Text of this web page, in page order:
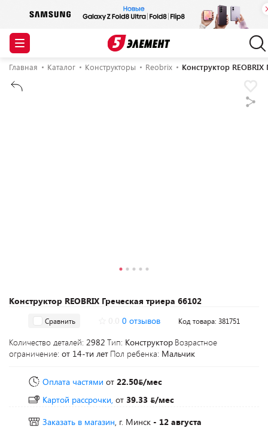
Главная Каталог Конструкторы Reobrix Конструктор
Конструктор REOBRIX Греческая триера 66102
Сравнить 0 отзывов Код товара: 381751
Количество деталей: 2982 Тип: Конструктор Возрастное
ограничение: от 14-ти лет Пол ребенка: Мальчик
Оплата частями от 22.50 /мес
Картой рассрочки, от 39.33
/мес
Заказать в магазин, г. Минск - 12 августа